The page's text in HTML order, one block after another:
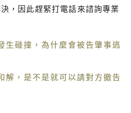
，因此趕緊打電話來諮詢專業
生碰撞，為什麼會被告肇事逃
解，是不是就可以請對方撤告